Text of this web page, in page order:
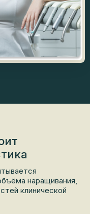
наращивания,
клинической